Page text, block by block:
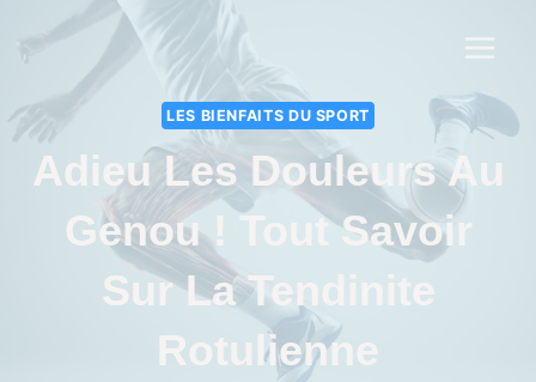
LES BIENFAITS DU SPORT
Adieu Les Douleurs Au
Genou ! Tout Savoir
Sur La Tendinite
Rotulienne